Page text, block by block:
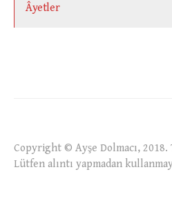
Âyetler
Copyright © Ayşe Dolmacı, 2018.
Lütfen alıntı yapmadan